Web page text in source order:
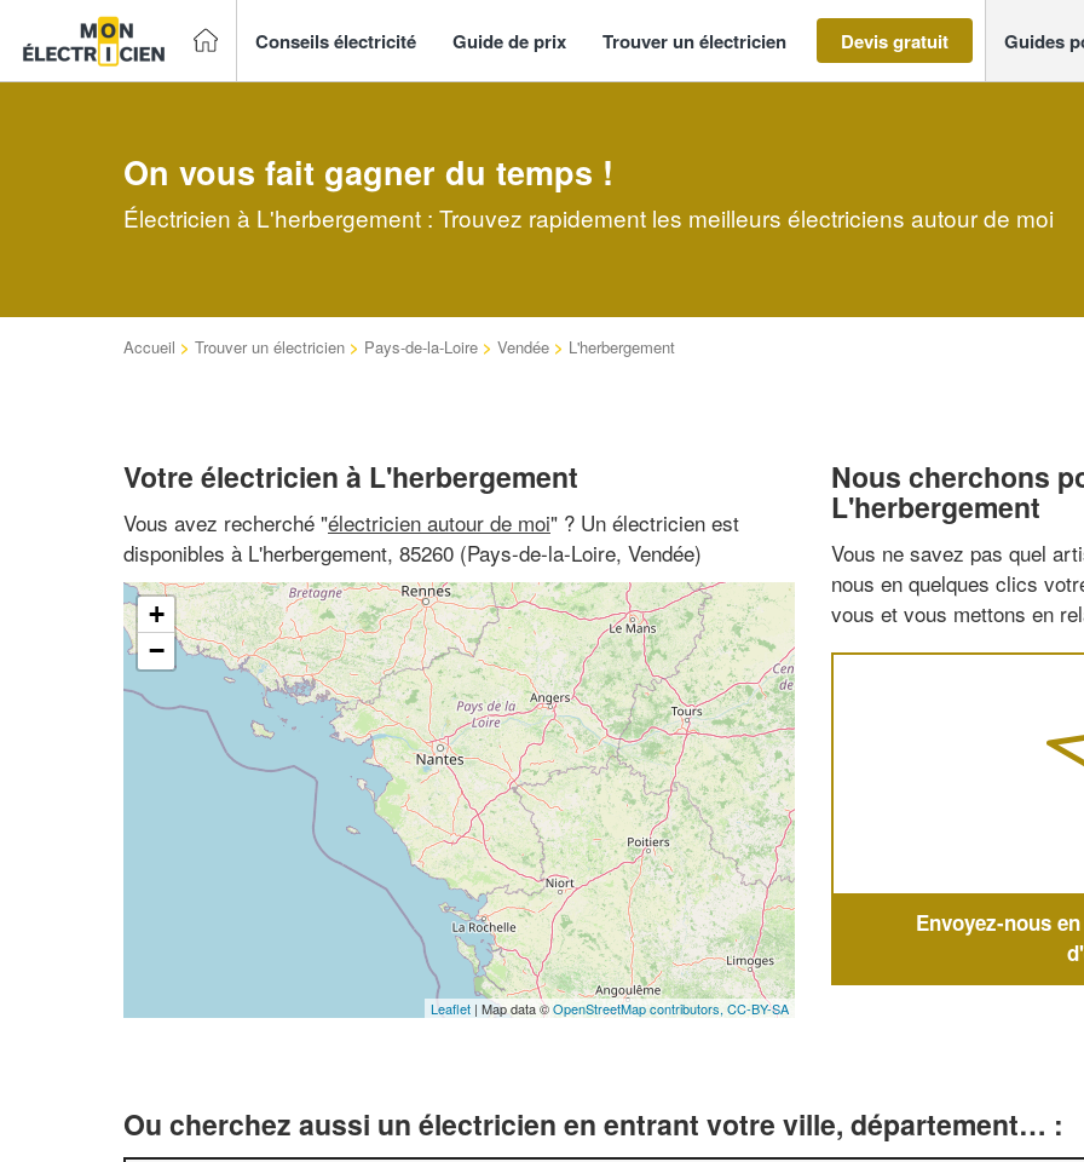
Conseils électricité Guide de prix Trouver un électricien Devis gratuit Guides
On vous fait gagner du temps !
Électricien à L'herbergement : Trouvez rapidement les meilleurs électriciens autour de moi
Accueil > Trouver un électricien > Pays-de-la-Loire > Vendée > L'herbergement
Votre électricien à L'herbergement
Vous avez recherché "électricien autour de moi" ? Un électricien est
disponibles à L'herbergement, 85260 (Pays-de-la-Loire, Vendée)
+
−
Leaflet | Map data ©OpenStreetMap contributors, CC-BY-SA
Nous cherchons
L'herbergement
Vous ne savez pas quel
nous en quelques clics
vous et vous mettons en
Envoyez-nous
Ou cherchez aussi un électricien en entrant votre ville, département… :